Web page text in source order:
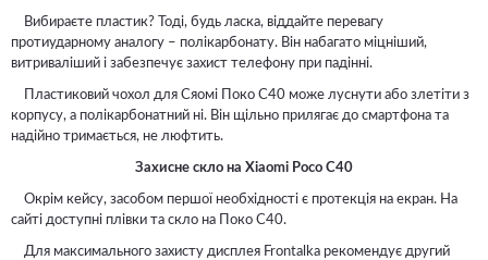
Вибираєте пластик? Тоді, будь ласка, віддайте перевагу
протиударному аналогу – полікарбонату. Він набагато міцніший,
витриваліший і забезпечує захист телефону при падінні.
Пластиковий чохол для Сяомі Поко С40 може луснути або злетіти з
корпусу, а полікарбонатний ні. Він щільно прилягає до смартфона та
надійно тримається, не люфтить.
Захисне скло на Xiaomi Poco C40
Окрім кейсу, засобом першої необхідності є протекція на екран. На
сайті доступні плівки та скло на Поко С40.
Для максимального захисту дисплея Frontalka рекомендує другий